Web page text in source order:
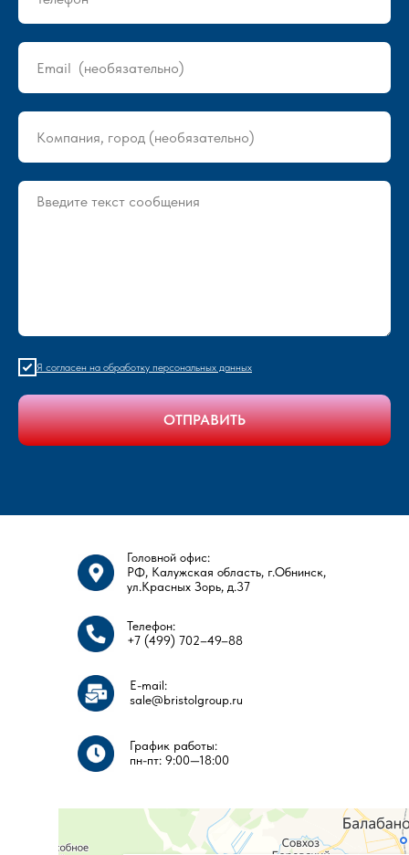
Я согласен на обработку персональных данных
ОТПРАВИТЬ
Головной офис:
РФ, Калужская область, г.Обнинск,
ул.Красных Зорь, д.37
Телефон:
+7 (499) 702–49–88
E-mail:
sale@bristolgroup.ru
График работы:
пн-пт: 9:00—18:00​​